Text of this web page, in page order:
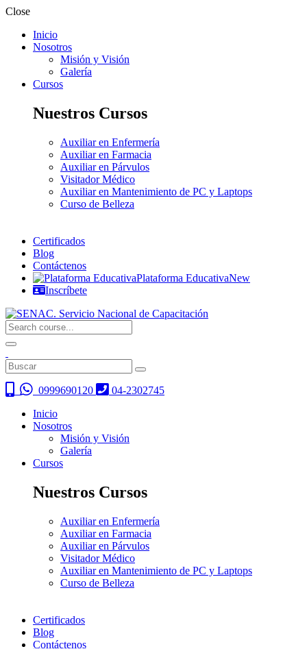
Close
Inicio
Nosotros
Misión y Visión
Galería
Cursos
Nuestros Cursos
Auxiliar en Enfermería
Auxiliar en Farmacia
Auxiliar en Párvulos
Visitador Médico
Auxiliar en Mantenimiento de PC y Laptops
Curso de Belleza
Certificados
Blog
Contáctenos
Plataforma EducativaNew
Inscríbete
0999690120
04-2302745
Inicio
Nosotros
Misión y Visión
Galería
Cursos
Nuestros Cursos
Auxiliar en Enfermería
Auxiliar en Farmacia
Auxiliar en Párvulos
Visitador Médico
Auxiliar en Mantenimiento de PC y Laptops
Curso de Belleza
Certificados
Blog
Contáctenos